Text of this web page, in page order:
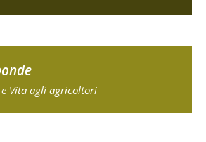
Vita agli agricoltori